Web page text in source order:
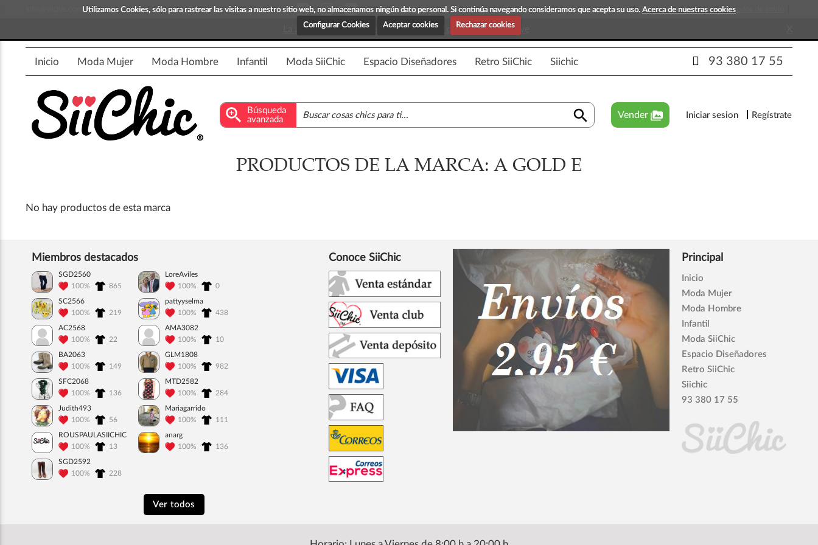
Utilizamos Cookies, sólo para rastrear las visitas a nuestro sitio web, no almacenamos ningún dato personal. Si continúa navegando consideramos que acepta su uso. Acerca de nuestras cookies
Configurar Cookies
Aceptar cookies Rechazar cookies
¡Compra y vende moda! Blog Siichic ¡Descubre maravillosas prendas que esperan tu visita! Preguntas frecuentes Métodos de envío
La app para android esta en fase beta, disponible en breve
Inicio Moda Mujer Moda Hombre Infantil Moda SiiChic Espacio Diseñadores Retro SiiChic Siichic 93 380 17 55
zoom_in
Búsqueda
avanzada
search Vender perm_media Iniciar sesion Regístrate
PRODUCTOS DE LA MARCA: A GOLD E
No hay productos de esta marca
Miembros destacados
SGD2560
100%
865
LoreAviles
100%
0
SC2566
100%
219
pattyyselma
100%
438
AC2568
100%
22
AMA3082
100%
10
BA2063
100%
149
GLM1808
100%
982
SFC2068
100%
136
MTD2582
100%
284
Judith493
100%
56
Mariagarrido
100%
111
ROUSPAULASIICHIC
100%
13
anarg
100%
136
SGD2592
100%
228
Ver todos
Conoce SiiChic Principal
Inicio
Moda Mujer
Moda Hombre
Infantil
Moda SiiChic
Espacio Diseñadores
Retro SiiChic
Siichic
93 380 17 55